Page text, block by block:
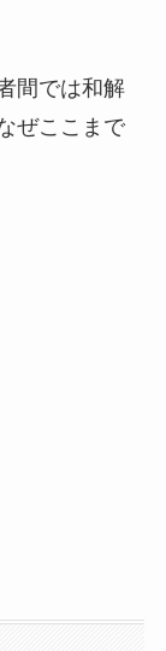
間では和解
ぜここまで